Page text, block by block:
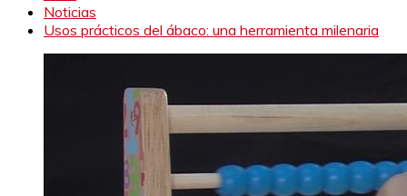
Noticias
Usos prácticos del ábaco: una herramienta milenaria